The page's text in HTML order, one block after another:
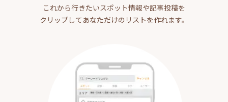
これから行きたいスポット情報や記事投稿を
クリップしてあなただけのリストを作れます。